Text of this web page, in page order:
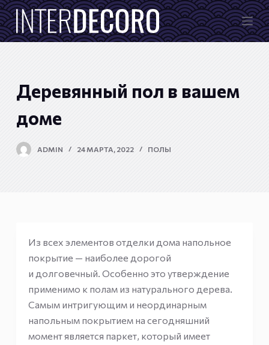
П
е
р
к
у
Деревянный пол в вашем
доме
ADMIN 24 МАРТА, 2022 ПОЛЫ
Из всех элементов отделки дома напольное
покрытие — наиболее дорогой
и долговечный. Особенно это утверждение
применимо к полам из натурального дерева.
Самым интригующим и неординарным
напольным покрытием на сегодняшний
момент является паркет, который имеет